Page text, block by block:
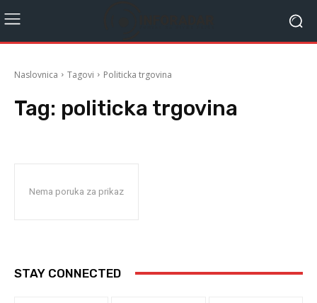
Naslovnica Tagovi Politicka trgovina
Tag: politicka trgovina
Nema poruka za prikaz
STAY CONNECTED